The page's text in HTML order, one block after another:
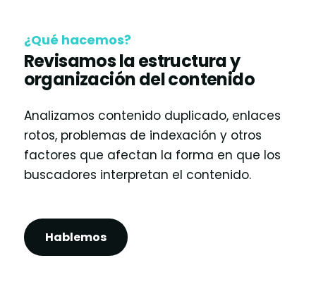
¿Qué hacemos?
Revisamos la estructura y
organización del contenido
Analizamos contenido duplicado, enlaces
rotos, problemas de indexación y otros
factores que afectan la forma en que los
buscadores interpretan el contenido.
Hablemos